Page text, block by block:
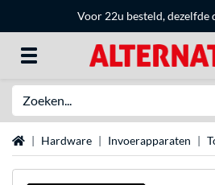
Voor 22u besteld, dezelfde
Home Hardware Invoerapparaten